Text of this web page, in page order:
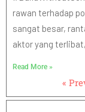
rawan terhadap
sangat besar,
aktor yang
Read More »
«